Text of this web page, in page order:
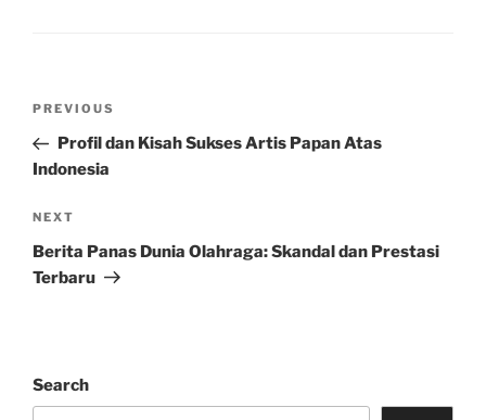
Previous
Post
PREVIOUS
Profil dan Kisah Sukses Artis Papan Atas
Indonesia
Next
Post
NEXT
Berita Panas Dunia Olahraga: Skandal dan Prestasi
Terbaru
Search